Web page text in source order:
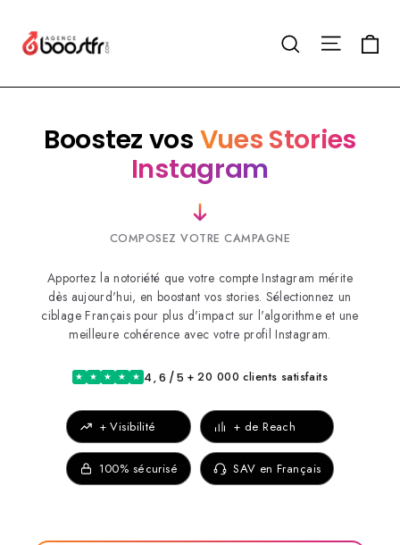
contenu
Rechercher
Boostez vos Vues Stories
Instagram
COMPOSEZ VOTRE CAMPAGNE
Apportez la notoriété que votre compte Instagram mérite
dès aujourd'hui, en boostant vos stories. Sélectionnez un
ciblage Français pour plus d'impact sur l'algorithme et une
meilleure cohérence avec votre profil Instagram.
★ ★ ★ ★ ★ 4,6/5 + 20 000 clients satisfaits
+ Visibilité + de Reach
100% sécurisé SAV en Français